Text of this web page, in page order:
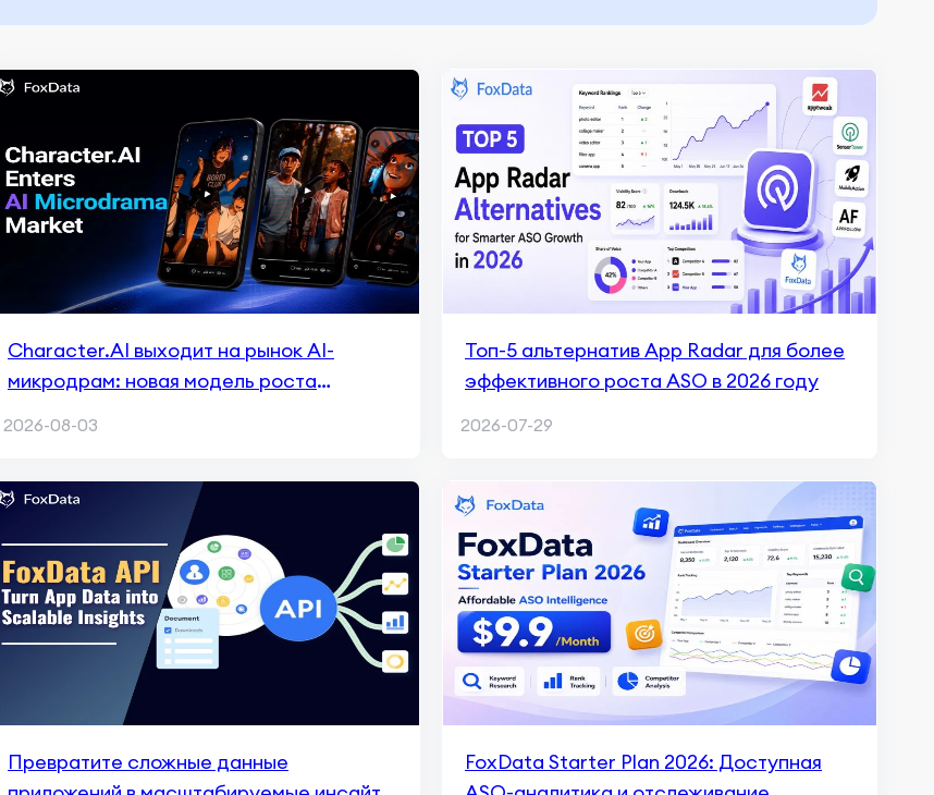
Character.AI выходит на рынок AI-
микродрам: новая модель роста
2026-08-03
Топ-5 альтернатив App Radar для более
эффективного роста ASO в 2026 году
2026-07-29
Превратите сложные данные
FoxData Starter Plan 2026: Доступная